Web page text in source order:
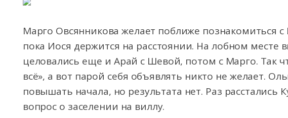
Марго Овсянникова желает поближе познакомиться
пока Иося держится на расстоянии. На лобном месте
целовались еще и Арай с Шевой, потом с Марго. Так
всё», а вот парой себя объявлять никто не желает.
повышать начала, но результата нет. Раз расстались
вопрос о заселении на виллу.